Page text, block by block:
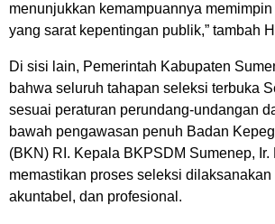
menunjukkan kemampuannya
yang sarat kepentingan publik,” tambah
Di sisi lain, Pemerintah Kabupaten
bahwa seluruh tahapan seleksi terbuka
sesuai peraturan perundang-undangan
bawah pengawasan penuh Badan
(BKN) RI. Kepala BKPSDM Sumenep, Ir.
memastikan proses seleksi dilaksanakan
akuntabel, dan profesional.